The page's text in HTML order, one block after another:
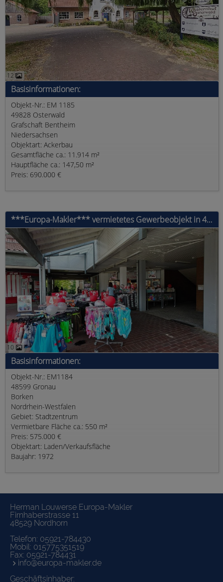
121
Basisinformationen:
Objekt-Nr.: EM 1185
49828 Osterwald
Grafschaft Bentheim
Niedersachsen
Objektart: Ackerbau
Gesamtfläche ca.: 11.914 m²
Hauptfläche ca.: 147,50 m²
Preis: 690.000 €
***Europa-Makler*** vermietetes Gewerbeobjekt in 48599 Gronau
10
Basisinformationen:
Objekt-Nr.: EM1184
48599 Gronau
Borken
Nordrhein-Westfalen
Gebiet: Stadtzentrum
Vermietbare Fläche ca.: 550 m²
Preis: 575.000 €
Objektart: Laden/Verkaufsfläche
Baujahr: 1972
Herman Louwerse Europa-Makler
Firnhaberstrasse 11
48529 Nordhorn
Telefon: 05921-784430
Mobil: 015775351519
Fax: 05921-784431
info@europa-makler.de
Geschäftsinhaber: